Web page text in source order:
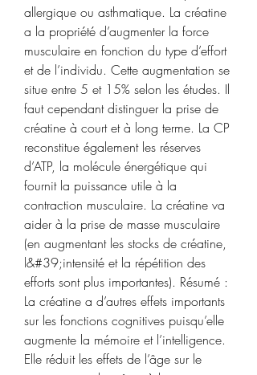
allergique ou asthmatique. La créatine
a la propriété d’augmenter la force
musculaire en fonction du type d’effort
et de l’individu. Cette augmentation se
situe entre 5 et 15% selon les études. Il
faut cependant distinguer la prise de
créatine à court et à long terme. La CP
reconstitue également les réserves
d’ATP, la molécule énergétique qui
fournit la puissance utile à la
contraction musculaire. La créatine va
aider à la prise de masse musculaire
(en augmentant les stocks de créatine,
l&#39;intensité et la répétition des
efforts sont plus importantes). Résumé :
La créatine a d’autres effets importants
sur les fonctions cognitives puisqu’elle
augmente la mémoire et l’intelligence.
Elle réduit les effets de l’âge sur le